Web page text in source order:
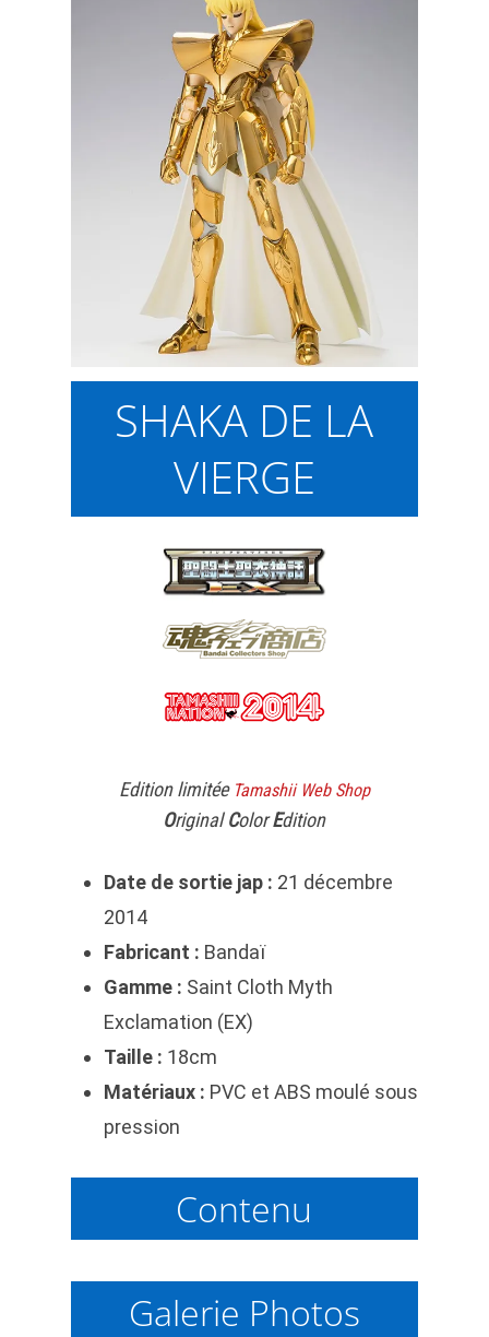
SHAKA DE LA
VIERGE
Edition limitée Tamashii Web Shop
OriginalColorEdition
Date de sortie jap : 21 décembre
2014
Fabricant : Bandaï
Gamme : Saint Cloth Myth
Exclamation (EX)
Taille : 18cm
Matériaux : PVC et ABS moulé sous
pression
Contenu
Galerie Photos